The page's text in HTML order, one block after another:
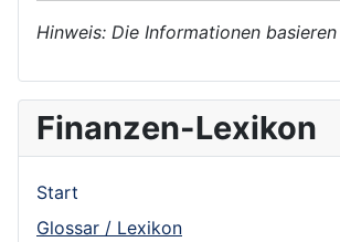
Hinweis: Die Informationen
Finanzen-Lexikon
Start
Glossar / Lexikon